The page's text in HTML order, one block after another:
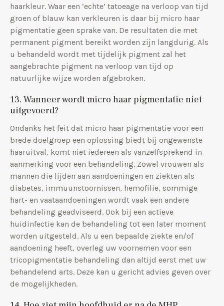
haarkleur. Waar een ‘echte’ tatoeage na verloop van tijd
groen of blauw kan verkleuren is daar bij micro haar
pigmentatie geen sprake van. De resultaten die met
permanent pigment bereikt worden zijn langdurig. Als
u behandeld wordt met tijdelijk pigment zal het
aangebrachte pigment na verloop van tijd op
natuurlijke wijze worden afgebroken.
13. Wanneer wordt micro haar pigmentatie niet
uitgevoerd?
Ondanks het feit dat micro haar pigmentatie voor een
brede doelgroep een oplossing biedt bij ongewenste
haaruitval, komt niet iedereen als vanzelfsprekend in
aanmerking voor een behandeling. Zowel vrouwen als
mannen die lijden aan aandoeningen en ziekten als
diabetes, immuunstoornissen, hemofilie, sommige
hart- en vaataandoeningen wordt vaak een andere
behandeling geadviseerd. Ook bij een actieve
huidinfectie kan de behandeling tot een later moment
worden uitgesteld. Als u een bepaalde ziekte en/of
aandoening heeft, overleg uw voornemen voor een
tricopigmentatie behandeling dan altijd eerst met uw
behandelend arts. Deze kan u gericht advies geven over
de mogelijkheden.